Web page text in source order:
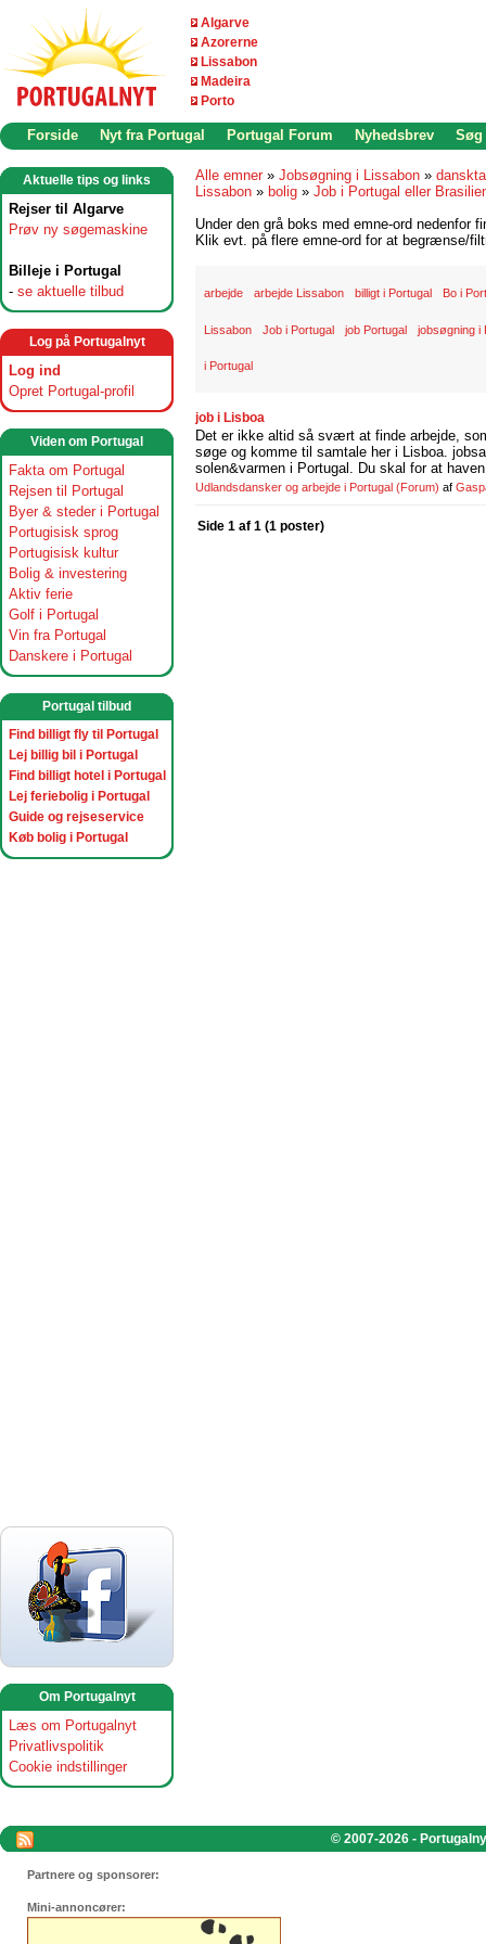
Algarve
Azorerne
Lissabon
Madeira
Porto
Forside Nyt fra Portugal Portugal Forum Nyhedsbrev Søg
Aktuelle tips og links
Rejser til Algarve
Prøv ny søgemaskine
Billeje i Portugal
- se aktuelle tilbud
Log på Portugalnyt
Log ind
Opret Portugal-profil
Viden om Portugal
Fakta om Portugal
Rejsen til Portugal
Byer & steder i Portugal
Portugisisk sprog
Portugisisk kultur
Bolig & investering
Aktiv ferie
Golf i Portugal
Vin fra Portugal
Danskere i Portugal
Portugal tilbud
Find billigt fly til Portugal
Lej billig bil i Portugal
Find billigt hotel i Portugal
Lej feriebolig i Portugal
Guide og rejseservice
Køb bolig i Portugal
Om Portugalnyt
Læs om Portugalnyt
Privatlivspolitik
Cookie indstillinger
Alle emner » Jobsøgning i Lissabon »
Lissabon » bolig » Job i Portugal eller
Under den grå boks med emne-ord nedenfor
Klik evt. på flere emne-ord for at begrænse/
arbejde arbejde Lissabon billigt i Portugal Bo i
Lissabon Job i Portugal job Portugal jobsøgning i
i Portugal
job i Lisboa
Det er ikke altid så svært at finde arbejde,
søge og komme til samtale her i Lisboa.
solen&varmen i Portugal. Du skal for at
Udlandsdansker og arbejde i Portugal (Forum) af
Side 1 af 1 (1 poster)
© 2007-2026 -
Partnere og sponsorer:
Mini-annoncører: